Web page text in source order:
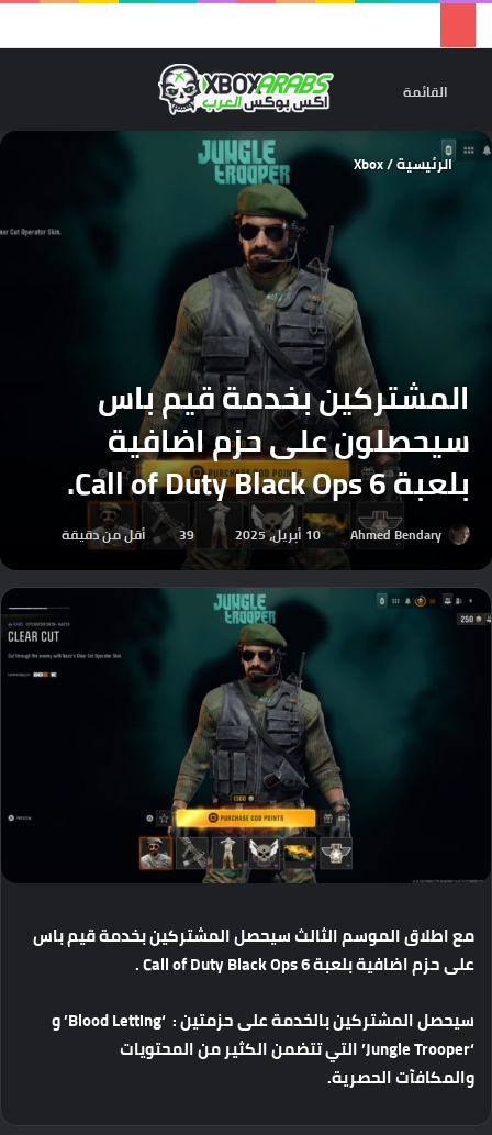
القائمة
الرئيسية/
Xbox
المشتركين بخدمة قيم باس
سيحصلون على حزم اضافية
بلعبة Call of Duty Black Ops 6.
Ahmed Bendary 10 أبريل، 2025 39 أقل من دقيقة
معاطلاقالموسمالثالثسيحصلالمشتركينبخدمةقيمباس
علىحزماضافيةبلعبة
سيحصلالمشتركينبالخدمةعلىحزمتين:
‘Blood Letting’
و
‘Jungle Trooper’
التيتتضمنالكثيرمنالمحتويات
والمكافآتالحصرية.